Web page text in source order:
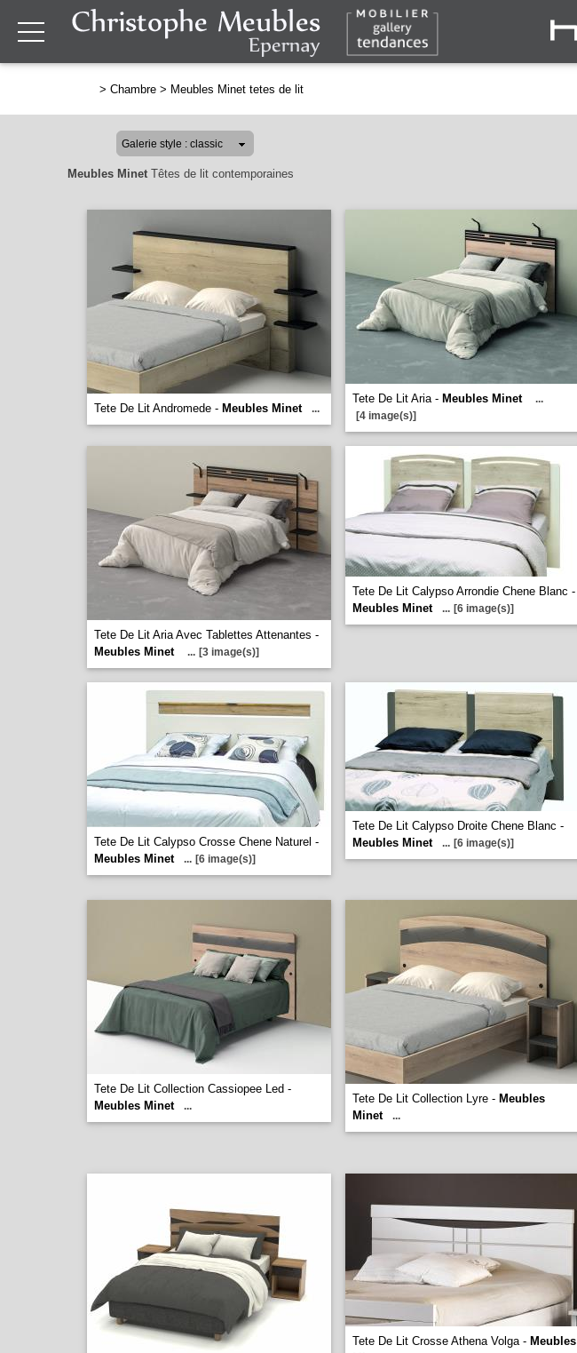
> Chambre > Meubles Minet tetes de lit
Meubles Minet Têtes de lit contemporaines
Tete De Lit Andromede - Meubles Minet ...
Tete De Lit Aria - Meubles Minet
...
[4 image(s)]
Tete De Lit Aria Avec Tablettes Attenantes -
Meubles Minet
... [3 image(s)]
Tete De Lit Calypso Arrondie Chene Blanc -
Meubles Minet
... [6 image(s)]
Tete De Lit Calypso Crosse Chene Naturel -
Meubles Minet
... [6 image(s)]
Tete De Lit Calypso Droite Chene Blanc -
Meubles Minet
... [6 image(s)]
Tete De Lit Collection Cassiopee Led -
Meubles Minet
...
Tete De Lit Collection Lyre - Meubles
Minet
...
Tete De Lit Crosse Athena Volga - Meubles